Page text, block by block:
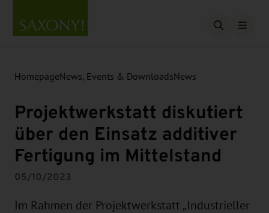
Open
HomepageNews, Events & DownloadsNews
Projektwerkstatt diskutiert
über den Einsatz additiver
Fertigung im Mittelstand
05/10/2023
Im Rahmen der Projektwerkstatt „Industrieller